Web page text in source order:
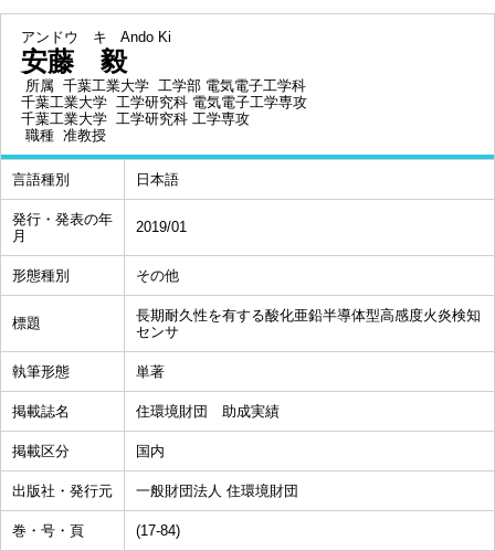
アンドウ キ Ando Ki
安藤 毅
所属 千葉工業大学 工学部 電気電子工学科
千葉工業大学 工学研究科 電気電子工学専攻
千葉工業大学 工学研究科 工学専攻
職種 准教授
言語種別 日本語
発行・発表の年
月
2019/01
形態種別 その他
標題
長期耐久性を有する酸化亜鉛半導体型高感度火炎検知
センサ
執筆形態 単著
掲載誌名 住環境財団 助成実績
掲載区分 国内
出版社・発行元 一般財団法人 住環境財団
巻・号・頁 (17-84)